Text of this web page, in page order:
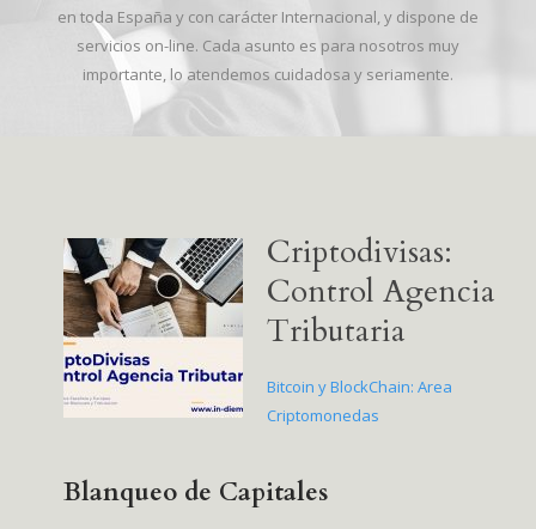
en toda España y con carácter Internacional, y dispone de
servicios on-line. Cada asunto es para nosotros muy
importante, lo atendemos cuidadosa y seriamente.
Criptodivisas:
Control Agencia
Tributaria
Bitcoin y BlockChain: Area
Criptomonedas
Blanqueo de Capitales